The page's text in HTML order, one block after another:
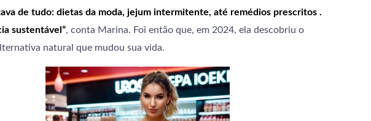
de tudo: dietas da moda, jejum intermitente, até remédios prescritos .
sustentável”, conta Marina. Foi então que, em 2024, ela descobriu o
natural que mudou sua vida.